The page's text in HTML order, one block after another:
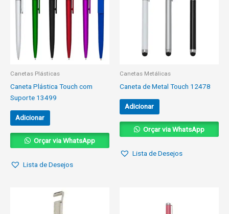
Canetas Plásticas
Caneta Plástica Touch com
Suporte 13499
Adicionar
Orçar via WhatsApp
Lista de Desejos
Canetas Metálicas
Caneta de Metal Touch 12478
Adicionar
Orçar via WhatsApp
Lista de Desejos